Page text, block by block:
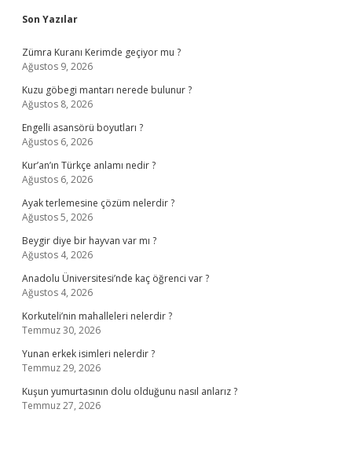
Sidebar
Son Yazılar
Zümra Kuranı Kerimde geçiyor mu ?
Ağustos 9, 2026
Kuzu göbegi mantarı nerede bulunur ?
Ağustos 8, 2026
Engelli asansörü boyutları ?
Ağustos 6, 2026
Kur’an’ın Türkçe anlamı nedir ?
Ağustos 6, 2026
Ayak terlemesine çözüm nelerdir ?
Ağustos 5, 2026
Beygir diye bir hayvan var mı ?
Ağustos 4, 2026
Anadolu Üniversitesi’nde kaç öğrenci var ?
Ağustos 4, 2026
Korkuteli’nin mahalleleri nelerdir ?
Temmuz 30, 2026
Yunan erkek isimleri nelerdir ?
Temmuz 29, 2026
Kuşun yumurtasının dolu olduğunu nasıl anlarız ?
Temmuz 27, 2026